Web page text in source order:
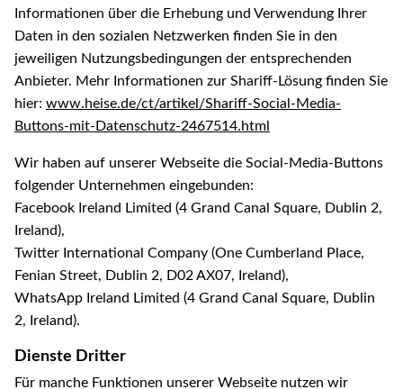
Informationen über die Erhebung und Verwendung Ihrer
Daten in den sozialen Netzwerken finden Sie in den
jeweiligen Nutzungsbedingungen der entsprechenden
Anbieter. Mehr Informationen zur Shariff-Lösung finden Sie
hier: www.heise.de/ct/artikel/Shariff-Social-Media-
Buttons-mit-Datenschutz-2467514.html
Wir haben auf unserer Webseite die Social-Media-Buttons
folgender Unternehmen eingebunden:
Facebook Ireland Limited (4 Grand Canal Square, Dublin 2,
Ireland),
Twitter International Company (One Cumberland Place,
Fenian Street, Dublin 2, D02 AX07, Ireland),
WhatsApp Ireland Limited (4 Grand Canal Square, Dublin
2, Ireland).
Dienste Dritter
Für manche Funktionen unserer Webseite nutzen wir